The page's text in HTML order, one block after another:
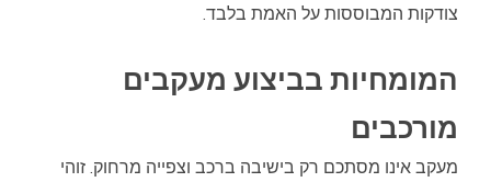
צודקות המבוססות על האמת בלבד.
המומחיות בביצוע מעקבים
מורכבים
מעקב אינו מסתכם רק בישיבה ברכב וצפייה מרחוק. זוהי